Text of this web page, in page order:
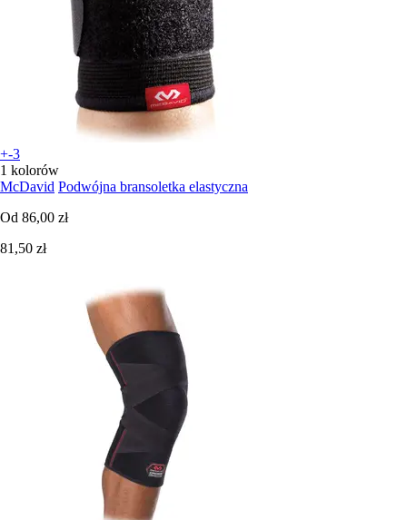
+-3
1 kolorów
McDavid Podwójna bransoletka elastyczna
Od 86,00 zł
81,50 zł